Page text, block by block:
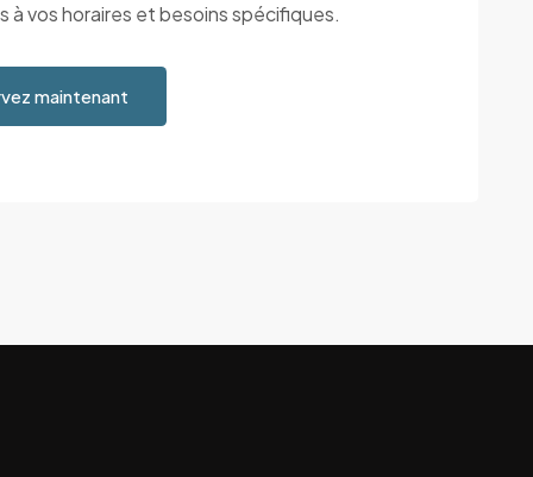
vos horaires et besoins spécifiques.
maintenant